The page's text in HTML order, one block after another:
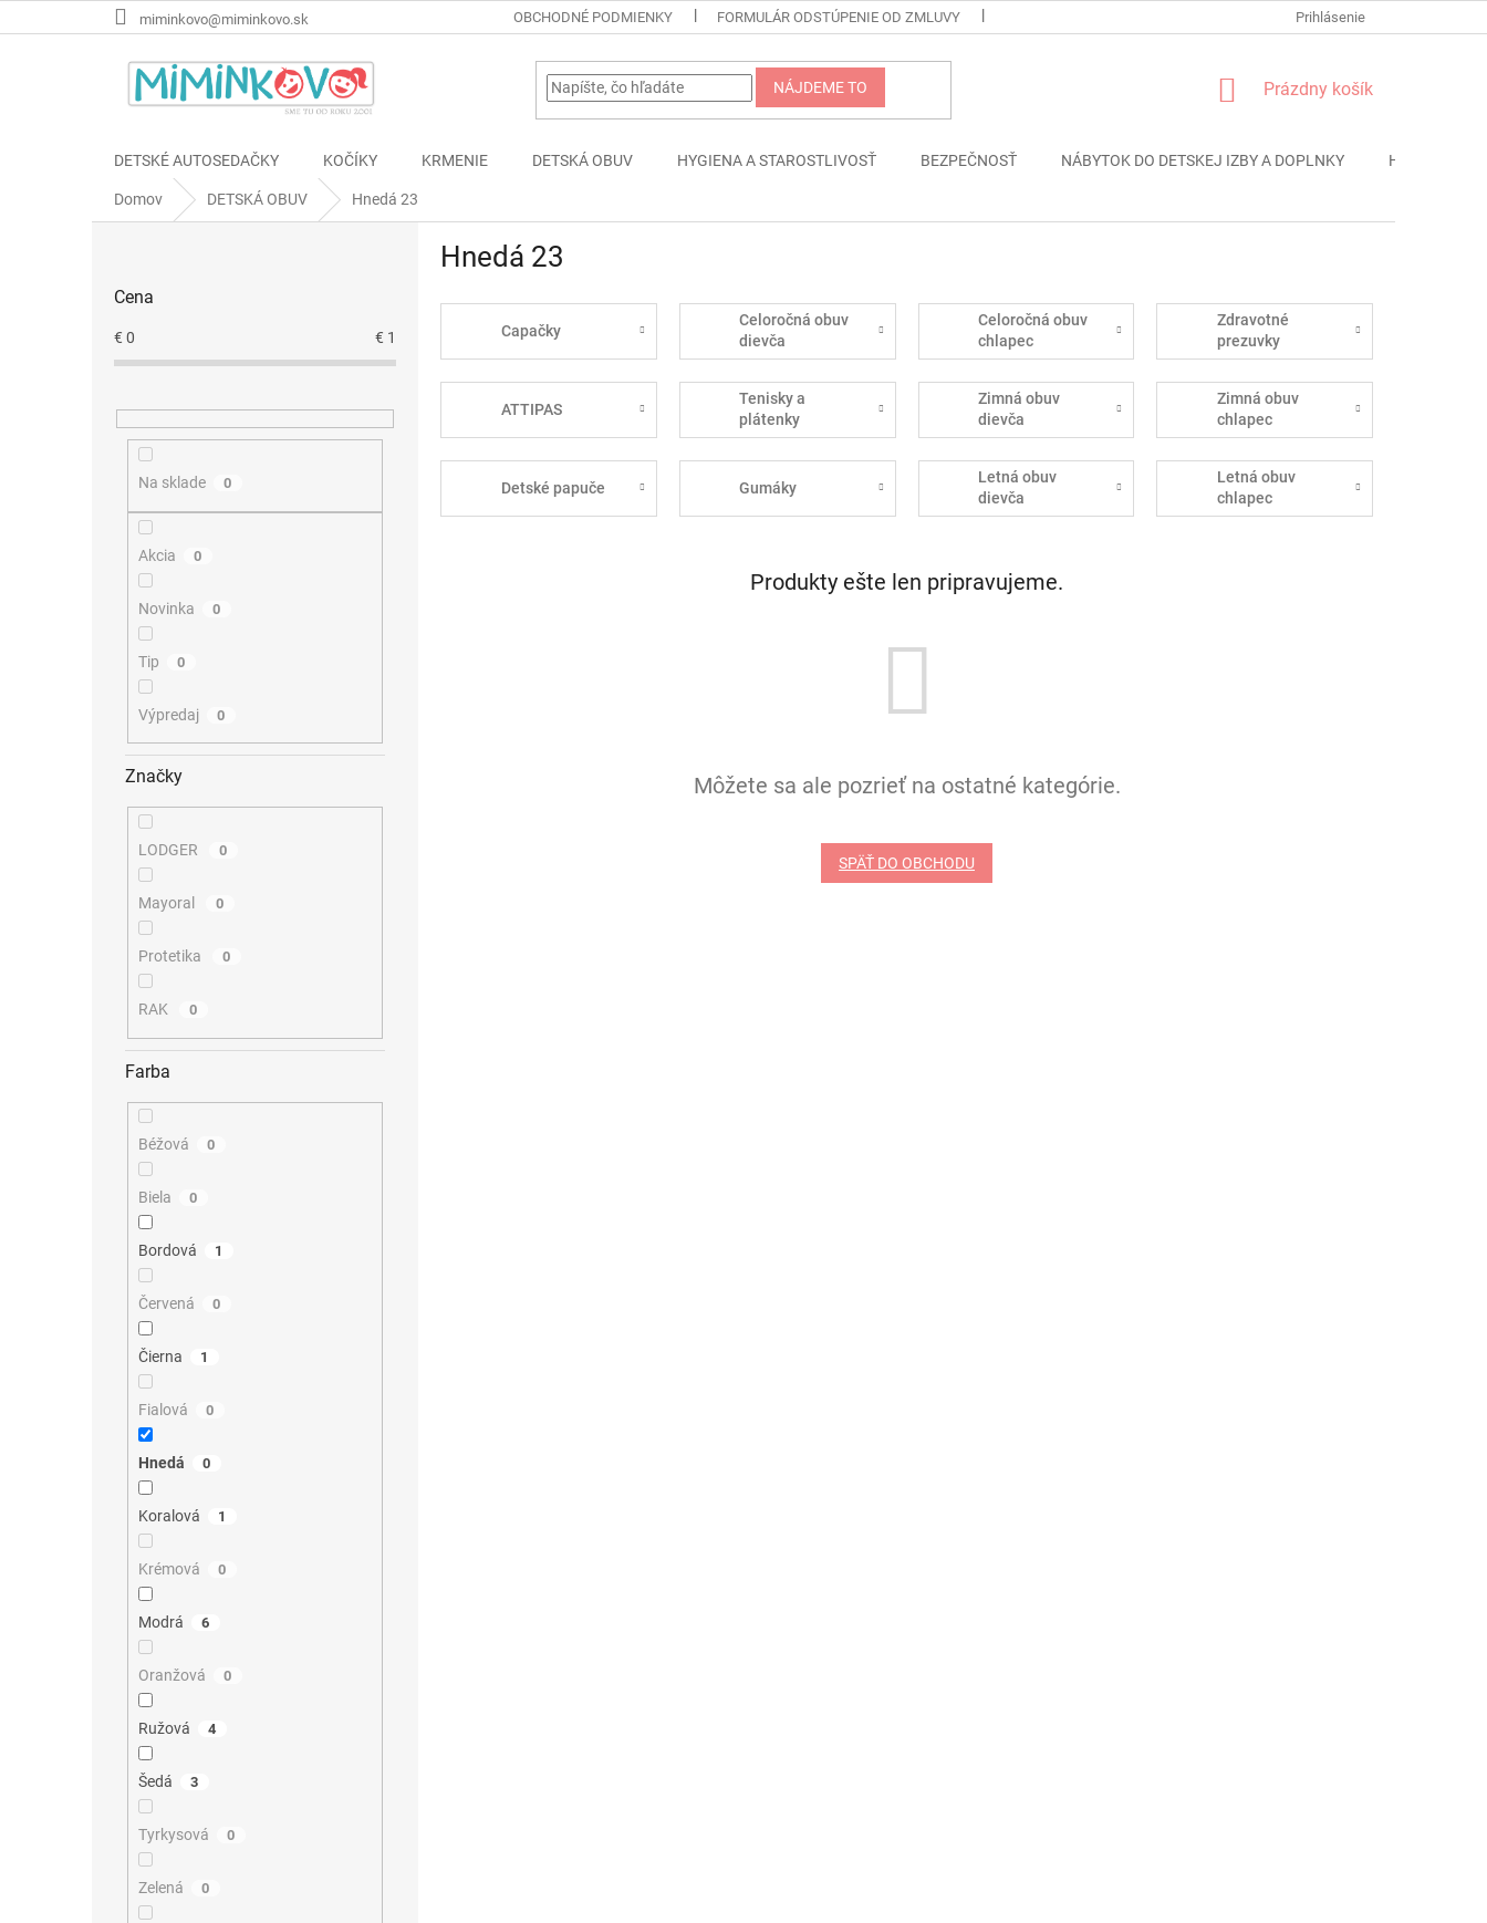
na
miminkovo@miminkovo.sk OBCHODNÉ PODMIENKY FORMULÁR ODSTÚPENIE OD ZMLUVY PODMIENKY OCHRANY OSOBNÝCH
Prihlásenie
NÁJDEME TO
NÁKUPNÝ
Prázdny košík
DETSKÉ AUTOSEDAČKY KOČÍKY KRMENIE DETSKÁ OBUV HYGIENA A STAROSTLIVOSŤ BEZPEČNOSŤ NÁBYTOK DO DETSKEJ IZBY A DOPLNKY HRAČKY
Domov DETSKÁ OBUV Hnedá 23
Cena
€ 0 € 1
Na sklade 0
Akcia 0
Novinka 0
Tip 0
Výpredaj 0
Značky
LODGER 0
Mayoral 0
Protetika 0
RAK 0
Farba
Béžová 0
Biela 0
Bordová 1
Červená 0
Čierna 1
Fialová 0
Hnedá 0
Koralová 1
Krémová 0
Modrá 6
Oranžová 0
Ružová 4
Šedá 3
Tyrkysová 0
Zelená 0
Hnedá 23
Capačky
Celoročná obuv
dievča
Celoročná obuv
chlapec
Zdravotné
prezuvky
ATTIPAS
Tenisky a
plátenky
Zimná obuv
dievča
Zimná obuv
chlapec
Detské papuče Gumáky
Letná obuv
dievča
Letná obuv
chlapec
Produkty ešte len pripravujeme.
Môžete sa ale pozrieť na ostatné kategórie.
SPÄŤ DO OBCHODU